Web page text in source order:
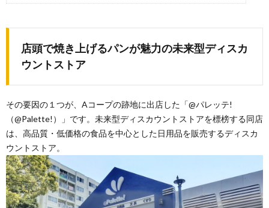
店頭で焼き上げるパンが魅力の未来型ディスカ
ウントストア
その要因の１つが、Aコープの跡地に出店した「@パレッテ!
（@Palette!）」です。未来型ディスカウントストアを標榜する同店
は、高品質・低価格の食品を中心とした日用品を販売するディスカ
ウントストア。